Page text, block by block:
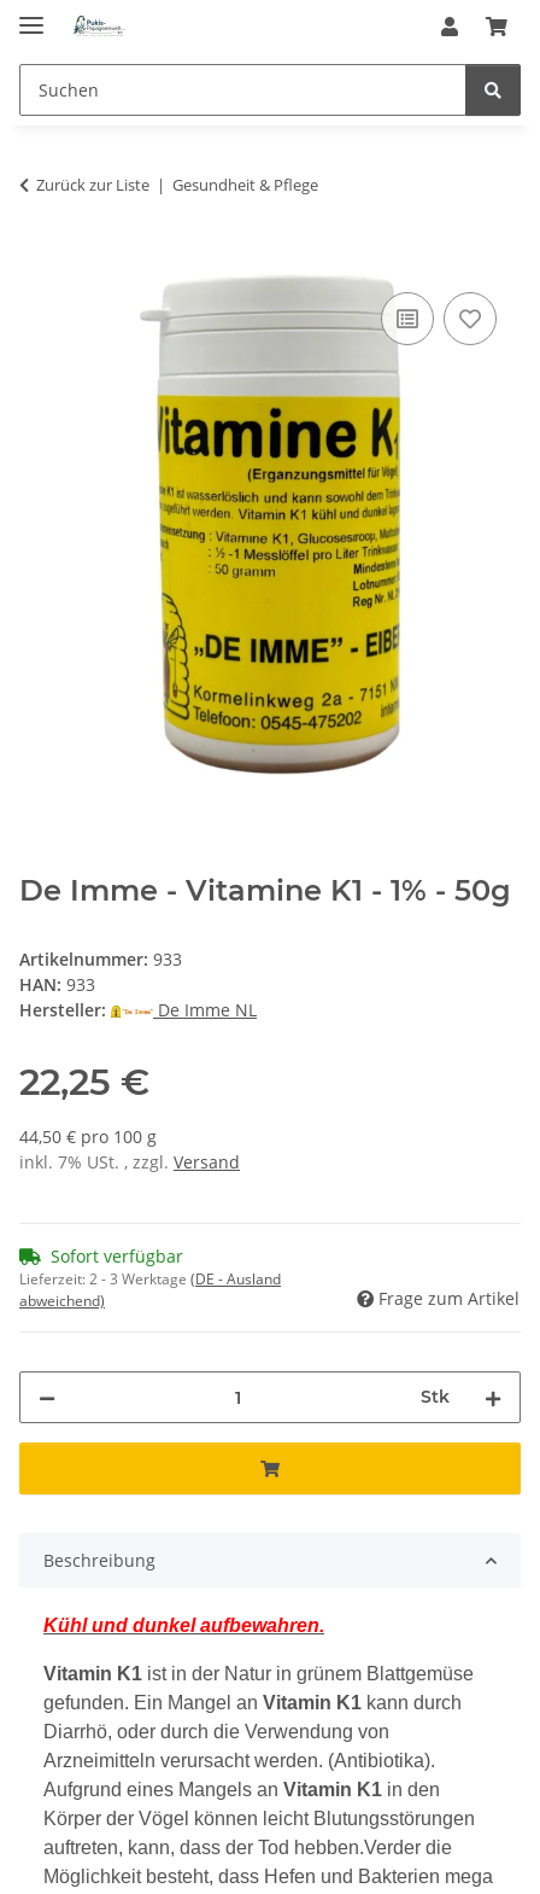
Zurück zur Liste Gesundheit & Pflege
De Imme - Vitamine K1 - 1% - 50g
Artikelnummer: 933
HAN: 933
Hersteller:
De Imme NL
22,25 €
44,50 € pro 100 g
inkl. 7% USt. , zzgl. Versand
Sofort verfügbar
Lieferzeit:2 - 3 Werktage (DE - Ausland
abweichend)
Frage zum Artikel
Stk
Beschreibung
Kühl und dunkel aufbewahren.
Vitamin K1 ist in der Natur in grünem Blattgemüse
gefunden. Ein Mangel an Vitamin K1 kann durch
Diarrhö, oder durch die Verwendung von
Arzneimitteln verursacht werden. (Antibiotika).
Aufgrund eines Mangels an Vitamin K1 in den
Körper der Vögel können leicht Blutungsstörungen
auftreten, kann, dass der Tod hebben.Verder die
Möglichkeit besteht, dass Hefen und Bakterien mega